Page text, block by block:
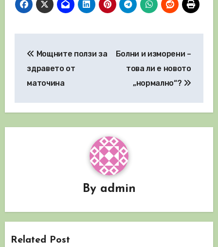
Мощните ползи за
здравето от
маточина
Болни и изморени –
това ли е новото
„нормално“?
By admin
Related Post